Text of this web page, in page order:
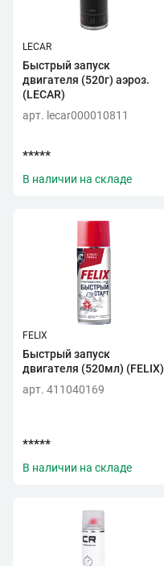
LECAR
Быстрый запуск
двигателя (520г) аэроз.
(LECAR)
арт. lecar000010811
*****
В наличии на складе
FELIX
Быстрый запуск
двигателя (520мл) (FELIX)
арт. 411040169
*****
В наличии на складе